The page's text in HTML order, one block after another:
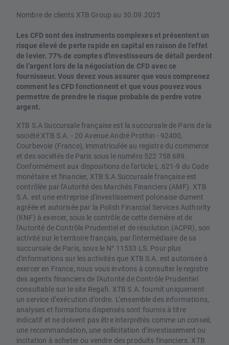
Nombre de clients XTB Group au 30.09.2025
Les CFD sont des instruments complexes et présentent un
risque élevé de perte rapide en capital en raison de l'effet
de levier. 77% de comptes d'investisseurs de détail perdent
de l'argent lors de la négociation de CFD avec ce
fournisseur. Vous devez vous assurer que vous comprenez
comment les CFD fonctionnent et que vous pouvez vous
permettre de prendre le risque probable de perdre votre
argent.
XTB S.A Succursale française est la succursale de Paris de la
société XTB S.A. - 20 Avenue André Prothin - 92400,
Courbevoie (France), immatriculée au registre du commerce
et des sociétés de Paris sous le numéro 522 758 689.
Conformément aux dispositions de l'article L.621-9 du Code
monétaire et financier, XTB S.A Succursale française est
contrôlée par l'Autorité des Marchés Financiers (AMF). XTB
S.A. est une entreprise d'investissement polonaise dument
agréée et autorisée par la Polish Financial Services Authority
(KNF) à exercer, sous le contrôle de cette dernière et de
l'Autorité de Contrôle Prudentiel et de résolution (ACPR), son
activité sur le territoire français, par l'intermédiaire de sa
succursale de Paris, sous le N° 11533 LS. Pour plus
d'informations sur les activités que XTB S.A. est autorisée à
exercer en France, nous vous invitons à consulter le registre
des agents financiers de l'Autorité de Contrôle Prudentiel
consultable sur le site Regafi. XTB S.A. fournit uniquement
un service d’exécution d’ordre. L’ensemble des informations,
analyses et formations dispensés sont fournis à titre
indicatif et ne doivent pas être interprétés comme un conseil,
une recommandation, une sollicitation d’investissement ou
incitation à acheter ou vendre des produits financiers. XTB